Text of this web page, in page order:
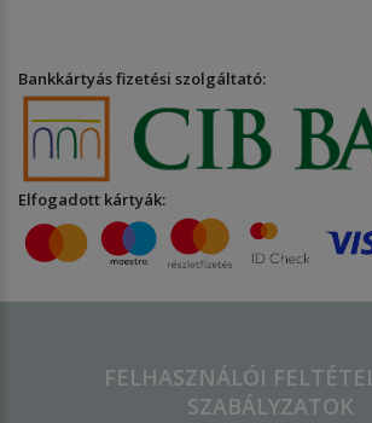
Bankkártyás fizetési szolgáltató:
Elfogadott kártyák:
FELHASZNÁLÓI
SZABÁLYZATOK